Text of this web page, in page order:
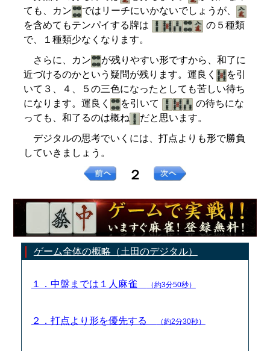
ても、カン
ではリーチにいかないでしょうが、
を含めてもテンパイする牌は
の５種類
で、１種類少なくなります。
さらに、カン
が残りやすい形ですから、和了に
近づけるのかという疑問が残ります。運良く
を引
いて３、４、５の三色になったとしても苦しい待ち
になります。運良く
を引いて
の待ちにな
っても、和了るのは概ね
だと思います。
デジタルの思考でいくには、打点よりも形で勝負
していきましょう。
２
ゲーム全体の概略（土田のデジタル）
１．中盤までは１人麻雀 （約3分50秒）
２．打点より形を優先する （約2分30秒）